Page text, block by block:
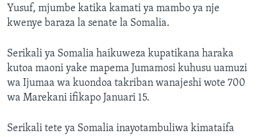
Yusuf, mjumbe katika kamati ya mambo ya nje
kwenye baraza la senate la Somalia.
Serikali ya Somalia haikuweza kupatikana haraka
kutoa maoni yake mapema Jumamosi kuhusu uamuzi
wa Ijumaa wa kuondoa takriban wanajeshi wote 700
wa Marekani ifikapo Januari 15.
Serikali tete ya Somalia inayotambuliwa kimataifa